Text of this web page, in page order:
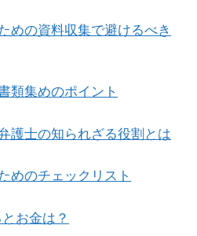
めの資料収集で避けるべき
類集めのポイント
護士の知られざる役割とは
めのチェックリスト
お金は？